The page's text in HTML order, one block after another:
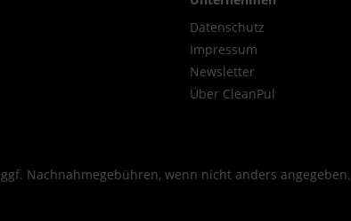
Datenschutz
Impressum
Newsletter
Über CleanPul
Nachnahmegebühren, wenn nicht anders angegeben.